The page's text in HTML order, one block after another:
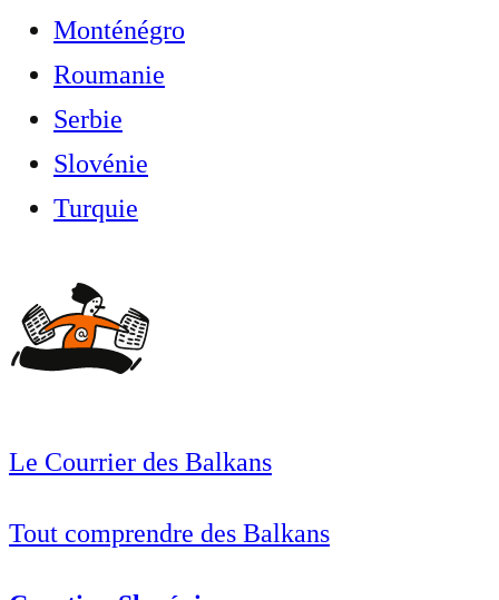
Monténégro
Roumanie
Serbie
Slovénie
Turquie
Le Courrier des Balkans
Tout comprendre des Balkans